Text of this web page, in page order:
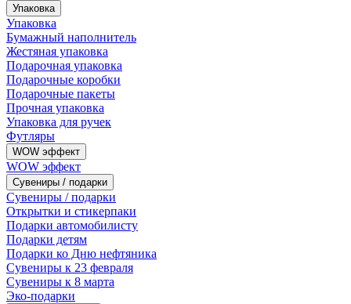
Упаковка
Упаковка
Бумажный наполнитель
Жестяная упаковка
Подарочная упаковка
Подарочные коробки
Подарочные пакеты
Прочная упаковка
Упаковка для ручек
Футляры
WOW эффект
WOW эффект
Сувениры / подарки
Сувениры / подарки
Открытки и стикерпаки
Подарки автомобилисту
Подарки детям
Подарки ко Дню нефтяника
Сувениры к 23 февраля
Сувениры к 8 марта
Эко-подарки